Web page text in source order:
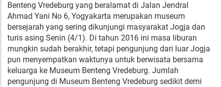
Benteng Vredeburg yang beralamat di Jalan Jendral
Ahmad Yani No 6, Yogyakarta merupakan museum
bersejarah yang sering dikunjungi masyarakat Jogja dan
turis asing Senin (4/1). Di tahun 2016 ini masa liburan
mungkin sudah berakhir, tetapi pengunjung dari luar Jogja
pun menyempatkan waktunya untuk berwisata bersama
keluarga ke Museum Benteng Vredeburg. Jumlah
pengunjung di Museum Benteng Vredeburg sedikit demi